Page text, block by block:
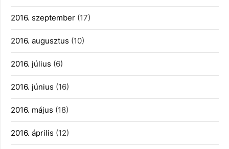
2016. szeptember (17)
2016. augusztus (10)
2016. július (6)
2016. június (16)
2016. május (18)
2016. április (12)